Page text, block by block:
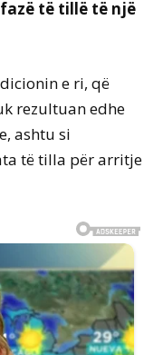
të tillë të një
e ri, që
rezultuan edhe
ashtu si
të tilla për arritje